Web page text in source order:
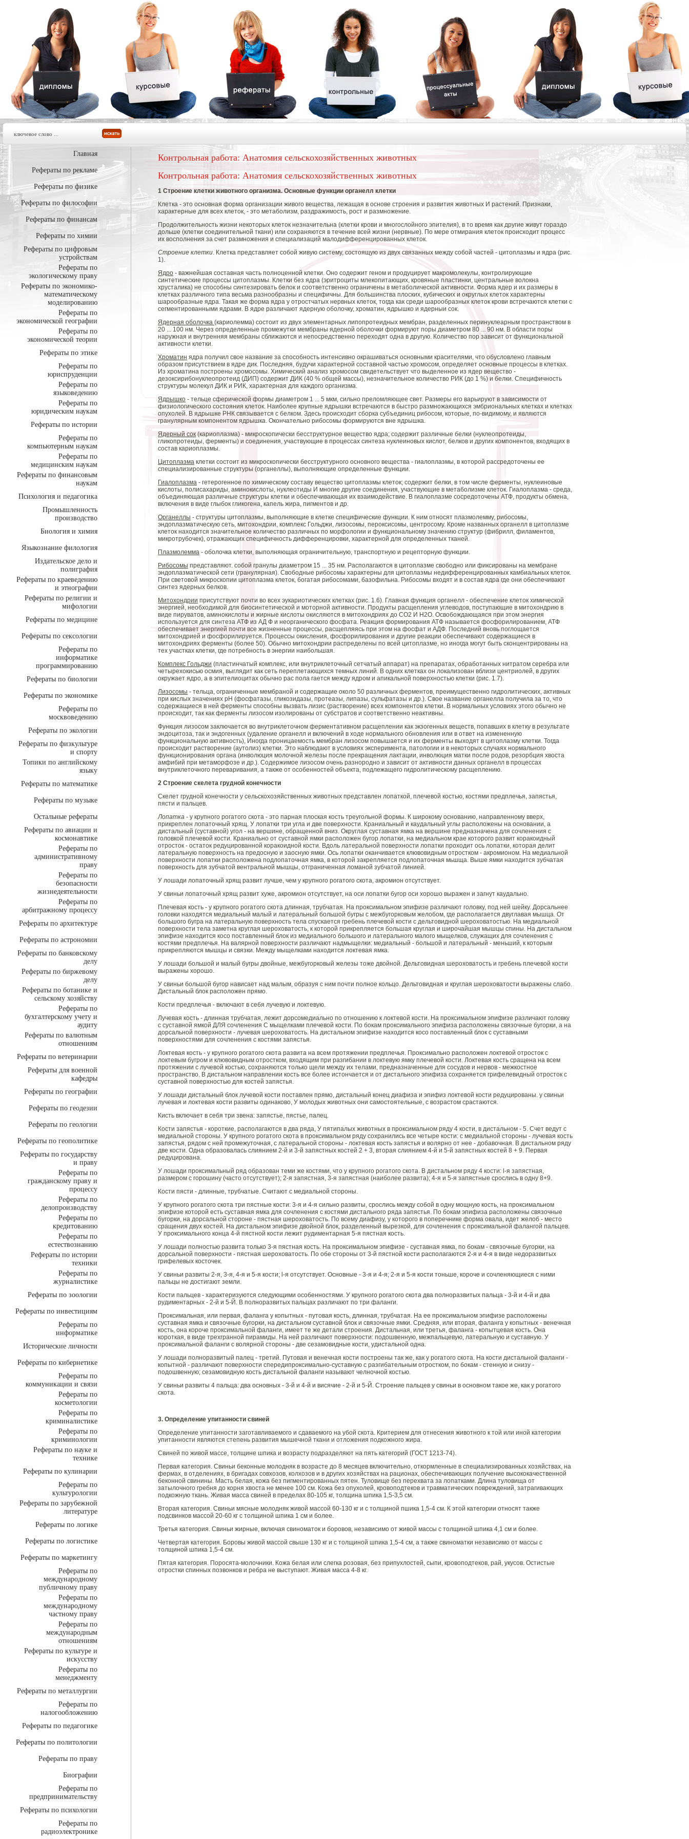
Главная
Рефераты по рекламе
Рефераты по физике
Рефераты по философии
Рефераты по финансам
Рефераты по химии
Рефераты по цифровым
устройствам
Рефераты по
экологическому праву
Рефераты по экономико-
математическому
моделированию
Рефераты по
экономической географии
Рефераты по
экономической теории
Рефераты по этике
Рефераты по
юриспруденции
Рефераты по
языковедению
Рефераты по
юридическим наукам
Рефераты по истории
Рефераты по
компьютерным наукам
Рефераты по
медицинским наукам
Рефераты по финансовым
наукам
Психология и педагогика
Промышленность
производство
Биология и химия
Языкознание филология
Издательское дело и
полиграфия
Рефераты по краеведению
и этнографии
Рефераты по религии и
мифологии
Рефераты по медицине
Рефераты по сексологии
Рефераты по
информатике
программированию
Рефераты по биологии
Рефераты по экономике
Рефераты по
москвоведению
Рефераты по экологии
Рефераты по физкультуре
и спорту
Топики по английскому
языку
Рефераты по математике
Рефераты по музыке
Остальные рефераты
Рефераты по авиации и
космонавтике
Рефераты по
административному
праву
Рефераты по
безопасности
жизнедеятельности
Рефераты по
арбитражному процессу
Рефераты по архитектуре
Рефераты по астрономии
Рефераты по банковскому
делу
Рефераты по биржевому
делу
Рефераты по ботанике и
сельскому хозяйству
Рефераты по
бухгалтерскому учету и
аудиту
Рефераты по валютным
отношениям
Рефераты по ветеринарии
Рефераты для военной
кафедры
Рефераты по географии
Рефераты по геодезии
Рефераты по геологии
Рефераты по геополитике
Рефераты по государству
и праву
Рефераты по
гражданскому праву и
процессу
Рефераты по
делопроизводству
Рефераты по
кредитованию
Рефераты по
естествознанию
Рефераты по истории
техники
Рефераты по
журналистике
Рефераты по зоологии
Рефераты по инвестициям
Рефераты по
информатике
Исторические личности
Рефераты по кибернетике
Рефераты по
коммуникации и связи
Рефераты по
косметологии
Рефераты по
криминалистике
Рефераты по
криминологии
Рефераты по науке и
технике
Рефераты по кулинарии
Рефераты по
культурологии
Рефераты по зарубежной
литературе
Рефераты по логике
Рефераты по логистике
Рефераты по маркетингу
Рефераты по
международному
публичному праву
Рефераты по
международному
частному праву
Рефераты по
международным
отношениям
Рефераты по культуре и
искусству
Рефераты по
менеджменту
Рефераты по металлургии
Рефераты по
налогообложению
Рефераты по педагогике
Рефераты по политологии
Рефераты по праву
Биографии
Рефераты по
предпринимательству
Рефераты по психологии
Рефераты по
радиоэлектронике
Контрольная работа: Анатомия сельскохозяйственных животных
Контрольная работа: Анатомия сельскохозяйственных животных
1 Строение клетки животного организма. Основные функции органелл клетки
Клетка - это основная форма организации живого вещества, лежащая в основе строения и развития животных И растений. Признаки,
характерные для всех клеток, - это метаболизм, раздражимость, рост и размножение.
Продолжительность жизни некоторых клеток незначительна (клетки крови и многослойного эпителия), в то время как другие живут гораздо
дольше (клетки соединительной ткани) или сохраняются в течение всей жизни (нервные). По мере отмирания клеток происходит процесс
их восполнения за счет размножения и специализаций малодифференцированных клеток.
Строение клетки. Клетка представляет собой живую систему, состоящую из двух связанных между собой частей - цитоплазмы и ядра (рис.
1).
Ядро - важнейшая составная часть полноценной клетки. Оно содержит геном и продуцирует макромолекулы, контролирующие
синтетические процессы цитоплазмы. Клетки без ядра (эритроциты млекопитающих, кровяные пластинки, центральные волокна
хрусталика) не способны синтезировать белок и соответственно ограничены в метаболической активности. Форма ядер и их размеры в
клетках различного типа весьма разнообразны и специфичны. Для большинства плоских, кубических и округлых клеток характерны
шарообразные ядра. Такая же форма ядра у отростчатых нервных клеток, тогда как среди шарообразных клеток крови встречаются клетки с
сегментированными ядрами. В ядре различают ядерную оболочку, хроматин, ядрышко и ядерныи сок.
Ядерная оболочка (кариолемма) состоит из двух элементарных липопротеидных мембран, разделенных перинуклеарным пространством в
20 ... 100 нм. Через определенные промежутки мембраны ядерной оболочки формируют поры диаметром 80 ... 90 нм. В области поры
наружная и внутренняя мембраны сближаются и непосредственно переходят одна в другую. Количество пор зависит от функциональной
активности клетки.
Хроматин ядра получил свое название за способность интенсивно окрашиваться основными красителями, что обусловлено главным
образом присутствием в ядре дик. Последняя, будучи характерной составной частью хромосом, определяет основные процессы в клетках.
Из хроматина построены хромосомы. Химический анализ хромосом свидетельствует что выделенное из ядер вещество -
дезоксирибонуклеопротеид (ДИП) содержит ДИК (40 % общей массы), незначительное количество РИК (до 1 %) и белки. Специфичность
структуры молекул ДИК и РИК, характерная для каждого организма.
Ядрышко - тельце сферической формы диаметром 1 ... 5 мкм, сильно преломляющее свет. Размеры его варьируют в зависимости от
физиологического состояния клеток. Наиболее крупные ядрышки встречаются в быстро размножающихся эмбриональных клетках и клетках
опухолей. В ядрышке РНК связывается с белком. Здесь происходит сборка субъединиц рибосом, которые, по-видимому, и являются
гранулярным компонентом ядрышка. Окончательно рибосомы формируются вне ядрышка.
Ядерный сок (кариоплазма) - микроскопически бесструктурное вещество ядра; содержит различные белки (нуклеопротеиды,
гликопротеиды, ферменты) и соединения, участвующие в процессах синтеза нуклеиновых кислот, белков и других компонентов, входящих в
состав кариоплазмы.
Цитоплазма клетки состоит из микроскопически бесструктурного основного вещества - гиалоплазмы, в которой рассредоточены ее
специализированные структуры (органеллы), выполняющие определенные функции.
Гиалоплазма - гетерогенное по химическому составу вещество цитоплазмы клеток; содержит белки, в том числе ферменты, нуклеиновые
кислоты, полисахариды, аминокислоты, нуклео тиды И многие другие соединения, участвующие в метаболизме клеток. Гиалоплазма - среда,
объединяющая различные структуры клетки и обеспечивающая их взаимодействие. В гиалоплазме сосредоточены АТФ, продукты обмена,
включения в виде глыбок гликогена, капель жира, пигментов и др.
Органеллы - структуры цитоплазмы, выполняющие в клетке специфические функции. К ним относят плазмолемму, рибосомы,
эндоплазматическую сеть, митохондрии, комплекс Гольджи, лизосомы, пероксисомы, центросому. Кроме названных органелл в цитоплазме
клеток находится значительное количество различных по морфологии и функциональному значению структур (фибрилл, филаментов,
микротрубочек), отражающих специфичность дифференцировки, характерной для определенных тканей.
Плазмолемма - оболочка клетки, выполняющая ограничительную, транспортную и рецепторную функции.
Рибосомы представляют. собой гранулы диаметром 15 ... 35 нм. Располагаются в цитоплазме свободно или фиксированы на мембране
эндоплазматической сети (гранулярная). Свободные рибосомы характерны для цитоплазмы недифференцированных камбиальных клеток.
При световой микроскопии цитоплазма клеток, богатая рибосомами, базофильна. Рибосомы входят и в состав ядра где они обеспечивают
синтез ядерных белков.
Митохондрии присутствуют почти во всех эукариотических клетках (рис. 1.6). Главная функция органелл - обеспечение клеток химической
энергией, необходимой для биосинтетической и моторной активности. Продукты расщепления углеводов, поступающие в митохондрию в
виде пируватов, аминокислоты и жирные кислоты окисляются в митохондриях до СО2 И Н2О. Освобождающаяся при этом энергия
используется для синтеза АТФ из АД Ф и неорганического фосфата. Реакция формирования АТФ называется фосфорилированием, АТФ
обеспечивает энергией почти все жизненные процессы, расщепляясь при этом на фосфат и АДФ. Последний вновь поглощается
митохондрией и фосфорилируется. Процессы окисления, фосфорилирования и другие реакции обеспечивают содержащиеся в
митохондриях ферменты (более 50). Обычно митохондрии распределены по всей цитоплазме, но иногда могут быть сконцентрированы на
тех участках клетки, где потребность в энергии наибольшая.
Комплекс Гольджи (пластинчатый комплекс, или внутриклеточный сетчатый аппарат) на препаратах, обработанных нитратом серебра или
четырехокисью осмия, выглядит как сеть переплетающихся темных линий. В одних клетках он локализован вблизи центриолей, в других
окружает ядро, а в эпителиоцитах обычно рас пола гается между ядром и апикальной поверхностью клетки (рис. 1.7).
Лизосомы - тельца, ограниченные мембраной и содержащие около 50 различных ферментов, преимущественно гидролитических, активных
при кислых значениях рН (фосфатазы, гликозидазы, протеазы, липазы, сульфатазы и др.). Свое название органелла получила за то, что
содержащиеся в ней ферменты способны вызвать лизис (растворение) всех компонентов клетки. В нормальных условиях этого обычно не
происходит, так как ферменты лизосом изолированы от субстратов и соответственно неактивны.
Функция лизосом заключается во внутриклеточном ферментативном расщеплении как экзогенных веществ, попавших в клетку в результате
эндоцитоза, так и эндогенных (удаление органелл и включений в ходе нормального обновления или в ответ на измененную
функциональную активность), Иногда проницаемость мембран лизосом повышается и их ферменты выходят в цитоплазму клетки. Тогда
происходит растворение (аутолиз) клетки. Это наблюдают в условиях эксперимента, патологии и в некоторых случаях нормального
функционирования органа (инволюция молочной железы после прекращения лактации, инволюция матки после родов, резорбция хвоста
амфибий при метаморфозе и др.). Содержимое лизосом очень разнородно и зависит от активности данных органелл в процессах
внутриклеточного переваривания, а также от особенностей объекта, подлежащего гидролитическому расщеплению.
2 Строение скелета грудной конечности
Скелет гpyднoй конечности у сельскохозяйственных животных представлен лопаткой, плечевой костью, костями предплечья, запястья,
пясти и пальцев.
Лопатка - у крупного рогатого скота - это парная плоская кость треугольной формы. К широкому основанию, направленному вверх,
прикреплен лопаточный хрящ. У лопатки три угла и две поверхности. Краниальный и каудальный углы расположены на основании, а
дистальный (суставной) угол - на вершине, обращенной вниз. Округлая суставная ямка на вершине предназначена для сочленения с
головкой плечевой кости. Краниально от суставной ямки расположен бугор лопатки, на медиальном крае которого развит коракоидный
отросток - остаток редуцированной коракоидной кости. Вдоль латеральной поверхности лопатки проходит ось лопатки, которая делит
латеральную поверхность на предосную и заосную ямки. Ось лопатки оканчивается клювовидным отростком - акромионом. На медиальной
поверхности лопатки расположена подлопаточная ямка, в которой закрепляется подлопаточная мьшща. Выше ямки находится зубчатая
поверхность для зубчатой вентральной мышцы, отграниченная ломаной зубчатой линией.
У лошади лопаточный хрящ развит лучше, чем у крупного рогатого скота, акромион отсутствует.
У свиньи лопаточный хрящ развит хуже, акромион отсутствует, на оси лопатки бугор оси хорошо выражен и загнут каудально.
Плечевая кость - у крупного рогатого скота длинная, трубчатая. На проксимальном эпифизе различают головку, под ней шейку. Дорсальнее
головки находятся медиальный малый и латеральный большой бугры с межбугорковым желобом, где располагается двуглавая мышца. От
большого бугра на латеральную поверхность тела спускается гребень плечевой кости с дельтовидной шероховатостью. На медиальной
поверхности тела заметна круглая шероховатость, к которой прикрепляется большая круглая и широчайшая мышцы спины. На дистальном
эпифизe находится косо поставленный блок из медиального большого и латерального малого мыщелков, служащих для сочленения с
костями предплечья. На валярной поверхности различают надмыщелки: медиальный - большой и латеральный - меньший, к которым
прикрепляются мышцы и связки. Между мыщелками находится локтевая ямка.
У лошади большой и малый бугры двойные, межбугорковый железы тоже двойной. Дельтовидная шероховатость и гребень плечевой кости
выражены хорошо.
У свиньи большой бугор нависает над малым, образуя с ним почти полное кольцо. Дельтовидная и круглая шероховатости выражены слабо.
Дистальный блок расположен прямо.
Кости предплечья - включают в себя лучевую и локтевую.
Лучевая кость - длинная трубчатая, лежит дорсомедиально по отношению к локтевой кости. На проксимальном эпифизe различают головку
с суставной ямкой ДЛЯ сочленения С мыщелками плечевой кости. По бокам проксимального эпифизa расположены связочные бугорки, а на
дорсальной поверхности - лучевая шероховатость. На дистальном эпифизе находится косо поставленный блок с суставными
поверхностями для сочленения с костями запястья.
Локтевая кость - у крупного рогатого скота развита на всем протяжении предплечья. Проксимально расположен локтевой отросток с
локтевым бугром и клювовидным отростком, входящим при разгибании в локтевую ямку плечевой кости. Локтевая кость сращена на всем
протяжении с лучевой костью, сохраняются только щели между их телами, предназначенные для сосудов и нервов - межкостное
пространство. В дистальном направлении кость все более истончается и от дистального эпифиза сохраняется грифелевидный отросток с
суставной поверхностью для костей запястья.
У лошади дистальный блок лучевой кости поставлен прямо, дистальный конец диафиза и эпифиз локтевой кости редуцированы. у свиньи
лучевая и локтевая кости развиты одинаково, У молодых животных они самостоятельные, с возрастом срастаются.
Кисть включает в себя три звена: запястье, пястье, палец.
Кости запястья - короткие, располагаются в два ряда, У пятипалых животных в проксимальном ряду 4 кости, в дистальном - 5. Счет ведут с
медиальной стороны. У крупного рогатого скота в проксимальном ряду сохранились все четыре кости: с медиальной стороны - лучевая кость
запястья, рядом с ней промежуточная, с латеральной стороны - локтевая кость запястья и волярно от нее - добавочная. В дистальном ряду
две кости. Одна образовалась слиянием 2-й и 3-й запястных костей 2 + 3, вторая слиянием 4-й и 5-й запястных костей 8 + 9. Первая
редуцирована.
У лошади проксимальный ряд образован теми же костями, что у крупного рогатого скота. В дистальном ряду 4 кости: l-я запяст ная,
размером с горошину (часто отсутствует); 2-я запястная, 3-я запястная (наиболее развита); 4-я и 5-я запястные срослись в одну 8+9.
Кости пясти - длинные, трубчатые. Считают с медиальной стороны.
У крупного рогатого скота три пястные кости: 3-я и 4-я сильно развиты, срослись между собой в одну мощную кость, на проксимальном
эпифизе которой есть суставная ямка для сочленения с костями дистального ряда запястья. По бокам эпифиза расположены связочные
бугорки, на дорсальной стороне - пястная шероховатость. По всему диафизу, у которого в поперечнике форма овала, идет желоб - место
сращения двух костей. На дистальном эпифизе двойной блок, разделенный вырезкой, для сочленения с проксимальной фалангой пальцев.
У проксимального конца 4-й пястной кости лежит рудиментарная 5-я пястная кость.
У лошади полностью развита только 3-я пястная кость. На проксимальном эпифизе - суставная ямка, по бокам - связочные бугорки, на
дорсальной поверхности - пястная шероховатость. По обе стороны от 3-й пястной кости располагаются 2-я и 4-я в виде недоразвитых
грифелевых косточек.
У свиньи развиты 2-я, 3-я, 4-я и 5-я кости; l-я отсутствует. Основные - 3-я и 4-я; 2-я и 5-я кости тоньше, короче и сочленяющиеся с ними
пальцы не достигают земли.
Кости пальцев - характеризуются следующими особенностями. У крупного рогатого скота два полноразвитых пальца - 3-й и 4-й и два
рудиментарных - 2-й и 5-Й. В полноразвитых пальцах различают по три фаланги.
Проксимальная, или первая, фаланга у копытных - путовая кость, длинная, трубчатая. На ее проксимальном эпифизе расположены
суставная ямка и связочные бугорки, на дистальном суставной блок и связочные ямки. Средняя, или вторая, фаланга у копытных - венечная
кость, она короче проксимальной фаланги, имеет те же детали строения. Дистальная, или третья, фаланга - копытцевая кость. Она
короткая, в виде трехгранной пирамиды. На ней различают поверхности: подошвенную, межпальцевую, латеральную и суставную. У
проксимальной фаланги с волярной стороны - две сезамовидные кости, удистальной одна.
У лошади полноразвитый палец - третий. Путовая и венечная кости построены так же, как у рогатого скота. На кости дистальной фаланги -
копытной - различают поверхности спередипроксимально-суставную с разгибательным отростком, по бокам - стенную и снизу -
подошвенную; сезамовидную кость дистальной фаланги называют челночной костью.
У свиньи развиты 4 пальца: два основных - 3-й и 4-й и висячие - 2-й и 5-Й. Строение пальцев у свиньи в основном такое же, как у рогатого
скота.
3. Определение упитанности свиней
Определение упитанности заготавливаемого и сдаваемого на убой скота. Критерием для отнесения животного к той или иной категории
упитанности являются степень развития мышечной ткани и отложения подкожного жира.
Свиней по живой массе, толщине шпика и возрасту подразделяют на пять категорий (ГОСТ 1213-74).
Первая категория. Свиньи беконные молодняк в возрасте до 8 месяцев включительно, откормленные в специализированных хозяйствах, на
фермах, в отделениях, в бригадах совхозов, колхозов и в других хозяйствах на рационах, обеспечивающих получение высококачественной
беконной свинины. Масть белая, кожа без пигментированных пятен. Туловище без перехвата за лопатками. Длина туловища от
затылочного гребня до корня хвоста не менее 100 см. Кожа без опухолей, кровоподтеков и травматических повреждений, затрагивающих
подкожную ткань. Живая масса свиней в пределах 80-105 кг, толщина шпика 1,5-3,5 см.
Вторая категория. Свиньи мясные молодняк живой массой 60-130 кг и с толщиной пшика 1,5-4 см. К этой категории относят также
подсвинков массой 20-60 кг с толщиной шпика 1 см и более.
Третья категория. Свиньи жирные, включая свиноматок и боровов, независимо от живой массы с толщиной шпика 4,1 см и более.
Четвертая категория. Боровы живой массой свыше 130 кг и с толщиной шпика 1,5-4 см, а также свиноматки независимо от массы с
толщиной шпика 1,5-4 см.
Пятая категория. Поросята-молочники. Кожа белая или слегка розовая, без припухлостей, сыпи, кровоподтеков, рай, укусов. Остистые
отростки спинных позвонков и ребра не выступают. Живая масса 4-8 кг.